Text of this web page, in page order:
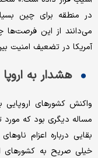
در منطقه برای چین
می‌دانند از این فرصت‌ها
آمریکا در تضعیف امنیت
هشدار به اروپا
واکنش کشورهای
مساله دیگری بود که مورد
بقایی درباره اعزام
خیلی صریح به کشورهای